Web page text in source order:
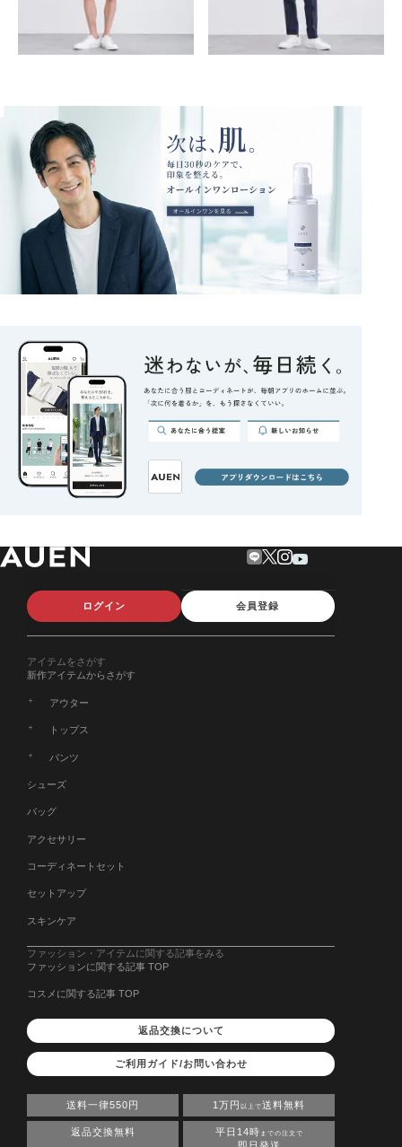
ログイン 会員登録
アイテムをさがす
新作アイテムからさがす
アウター
トップス
パンツ
シューズ
バッグ
アクセサリー
コーディネートセット
セットアップ
スキンケア
ファッション・アイテムに関する記事をみる
ファッションに関する記事 TOP
コスメに関する記事 TOP
返品交換について
ご利用ガイド/お問い合わせ
送料一律550円 1万円 以上で送料無料
返品交換無料 平日14時 までの注文で